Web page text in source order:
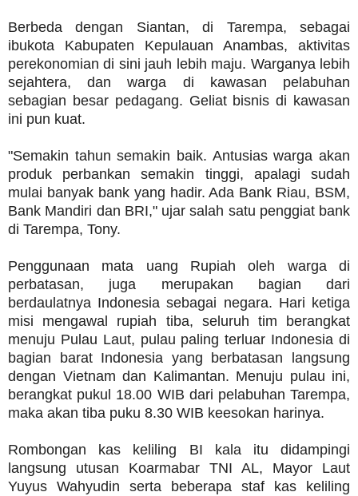
Berbeda dengan Siantan, di Tarempa, sebagai
ibukota Kabupaten Kepulauan Anambas, aktivitas
perekonomian di sini jauh lebih maju. Warganya lebih
sejahtera, dan warga di kawasan pelabuhan
sebagian besar pedagang. Geliat bisnis di kawasan
ini pun kuat.
"Semakin tahun semakin baik. Antusias warga akan
produk perbankan semakin tinggi, apalagi sudah
mulai banyak bank yang hadir. Ada Bank Riau, BSM,
Bank Mandiri dan BRI," ujar salah satu penggiat bank
di Tarempa, Tony.
Penggunaan mata uang Rupiah oleh warga di
perbatasan, juga merupakan bagian dari
berdaulatnya Indonesia sebagai negara. Hari ketiga
misi mengawal rupiah tiba, seluruh tim berangkat
menuju Pulau Laut, pulau paling terluar Indonesia di
bagian barat Indonesia yang berbatasan langsung
dengan Vietnam dan Kalimantan. Menuju pulau ini,
berangkat pukul 18.00 WIB dari pelabuhan Tarempa,
maka akan tiba puku 8.30 WIB keesokan harinya.
Rombongan kas keliling BI kala itu didampingi
langsung utusan Koarmabar TNI AL, Mayor Laut
Yuyus Wahyudin serta beberapa staf kas keliling